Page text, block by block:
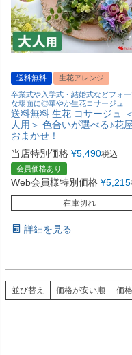
送料無料
生花アレンジ
卒業式や入学式・結婚式などフォ
な場面に◎華やか生花コサージュ
送料無料 生花 コサージュ
人用＞ 色合いが選べる♪花
おまかせ！
当店特別価格 ¥5,490税込
会員価格あり
Web会員様特別価格 ¥5,215
在庫切れ
詳細を見る
並び替え 価格が安い順 価